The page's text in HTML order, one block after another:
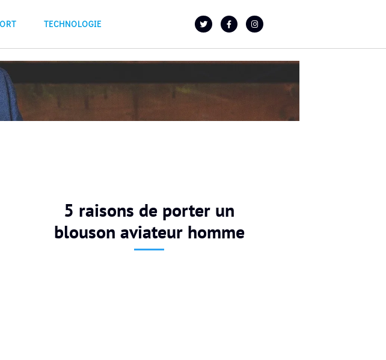
TECHNOLOGIE
5 raisons de porter un
blouson aviateur homme